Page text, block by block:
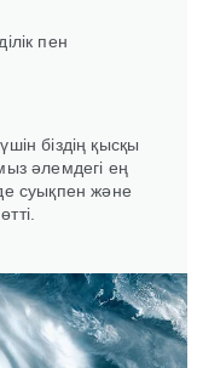
пен
біздің қысқы
әлемдегі ең
суықпен және